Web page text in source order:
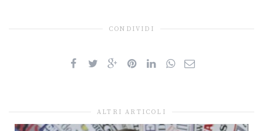
CONDIVIDI
ALTRI ARTICOLI